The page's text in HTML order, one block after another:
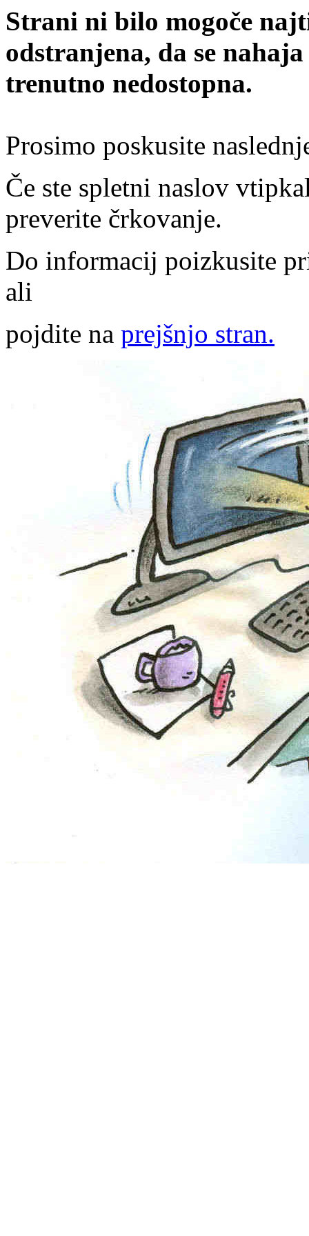
Strani ni bilo mogoče
odstranjena, da se
trenutno nedostopna.
Prosimo poskusite
Če ste spletni naslov
preverite črkovanje.
Do informacij poizkusite
ali
pojdite na prejšnjo stran.